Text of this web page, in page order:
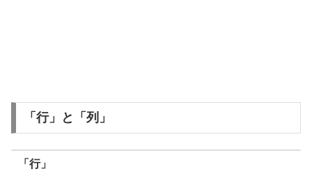
「行」と「列」
「行」